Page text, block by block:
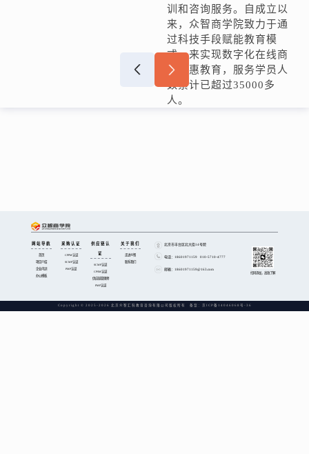
训和咨询服务。自成立以
来，众智商学院致力于通
过科技手段赋能教育模
式，来实现数字化在线商
业普惠教育，服务学员人
数累计已超过35000多
人。
网站导航
首页
项目介绍
企业内训
办公模板
采购认证
CPPM认证
SCMP认证
PMP认证
供应链认
证
SCMP认证
CPSM认证
供应链管理师
PMP认证
关于我们
走进众智
联系我们
北京市丰台区北大街14号院
电话：18601971159 010-5710-4777
邮箱：18601971159@163.com
扫码添加，高效了解
Copyright © 2025-2026 北京众智汇科教育咨询有限公司版权所有 备案： 京ICP备14046068号-36